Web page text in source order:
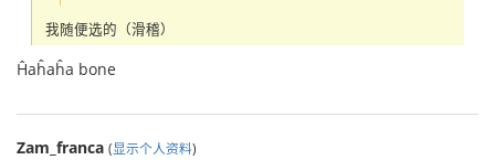
我随便选的（滑稽）
Ĥaĥaĥa bone
Zam_franca (显示个人资料)